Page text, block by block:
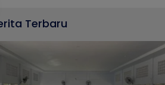
Terbaru